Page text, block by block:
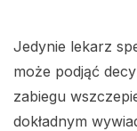
Jedynie lekarz
może podjąć
zabiegu
dokładnym